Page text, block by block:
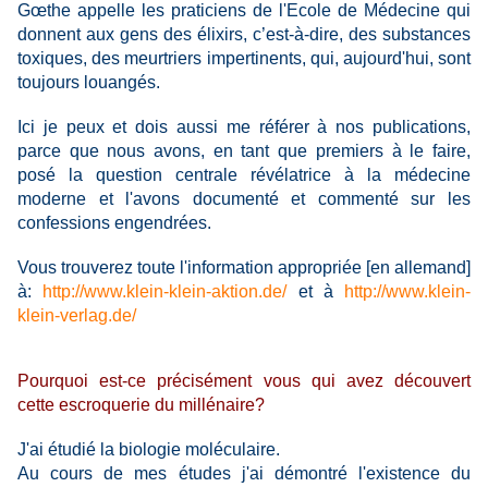
Gœthe appelle les praticiens de l'Ecole de Médecine qui
donnent aux gens des élixirs, c’est-à-dire, des substances
toxiques, des meurtriers impertinents, qui, aujourd'hui, sont
toujours louangés.
Ici je peux et dois aussi me référer à nos publications,
parce que nous avons, en tant que premiers à le faire,
posé la question centrale révélatrice à la médecine
moderne et l'avons documenté et commenté sur les
confessions engendrées.
Vous trouverez toute l'information appropriée [en allemand]
à:
http://www.klein-klein-aktion.de/et à
http://www.klein-
klein-verlag.de/
Pourquoi est-ce précisément vous qui avez découvert
cette escroquerie du millénaire?
J'ai étudié la biologie moléculaire.
Au cours de mes études j'ai démontré l'existence du